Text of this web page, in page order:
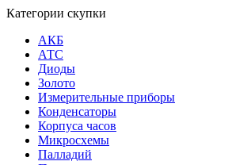
Категории скупки
АКБ
АТС
Диоды
Золото
Измерительные приборы
Конденсаторы
Корпуса часов
Микросхемы
Палладий